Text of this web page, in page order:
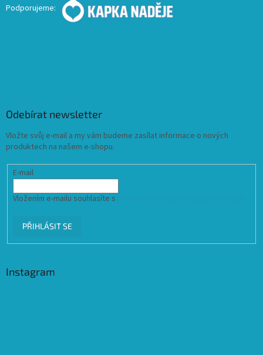
Podporujeme:
Odebírat newsletter
Vložte svůj e-mail a my vám budeme zasílat informace o nových
produktech na našem e-shopu.
E-mail
Vložením e-mailu souhlasíte s
PŘIHLÁSIT SE
Instagram